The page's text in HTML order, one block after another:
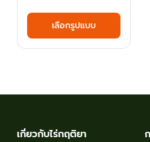
range:
เลือกรูปแบบ
This
has
The
เกี่ยวกับไร่กฤติยา